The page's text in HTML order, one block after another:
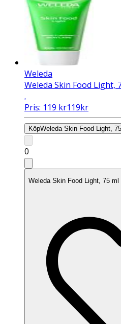
Weleda
Weleda Skin Food Light,
.
Pris: 119 kr119kr
Köp Weleda Skin Food Light,
0
Weleda Skin Food Light,